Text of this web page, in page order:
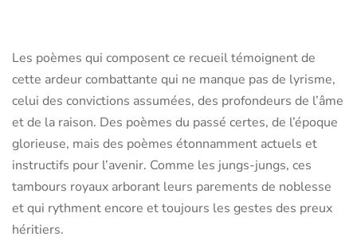
Les poèmes qui composent ce recueil témoignent de
cette ardeur combattante qui ne manque pas de lyrisme,
celui des convictions assumées, des profondeurs de l’âme
et de la raison. Des poèmes du passé certes, de l’époque
glorieuse, mais des poèmes étonnamment actuels et
instructifs pour l’avenir. Comme les jungs-jungs, ces
tambours royaux arborant leurs parements de noblesse
et qui rythment encore et toujours les gestes des preux
héritiers.